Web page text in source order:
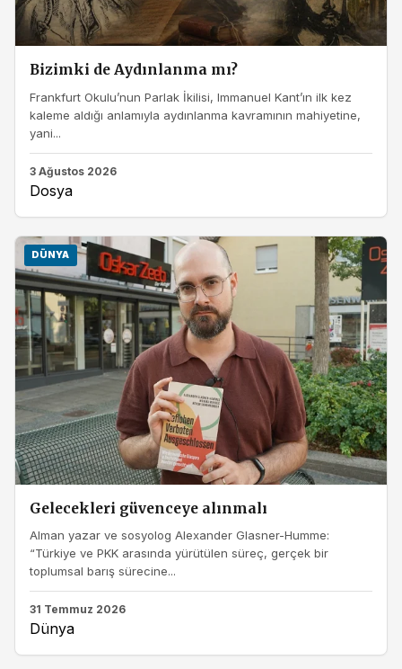
Bizimki de Aydınlanma mı?
Frankfurt Okulu’nun Parlak İkilisi, Immanuel Kant’ın ilk kez
kaleme aldığı anlamıyla aydınlanma kavramının mahiyetine,
yani...
3 Ağustos 2026
Dosya
DÜNYA
Gelecekleri güvenceye alınmalı
Alman yazar ve sosyolog Alexander Glasner-Humme:
“Türkiye ve PKK arasında yürütülen süreç, gerçek bir
toplumsal barış sürecine...
31 Temmuz 2026
Dünya